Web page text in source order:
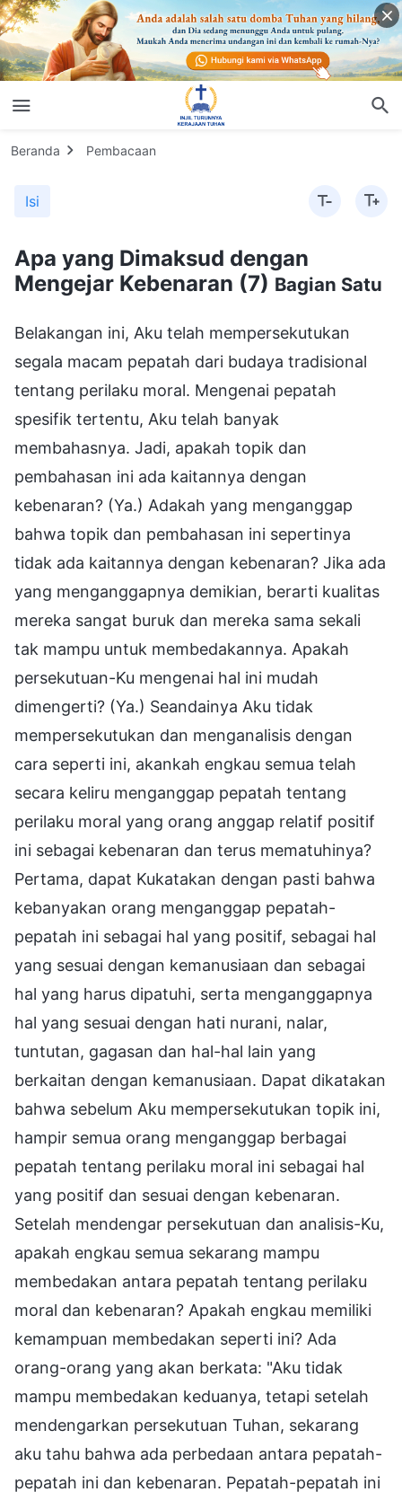
Beranda Pembacaan
Isi
Apa yang Dimaksud dengan
Mengejar Kebenaran (7) Bagian Satu
Belakangan ini, Aku telah mempersekutukan
segala macam pepatah dari budaya tradisional
tentang perilaku moral. Mengenai pepatah
spesifik tertentu, Aku telah banyak
membahasnya. Jadi, apakah topik dan
pembahasan ini ada kaitannya dengan
kebenaran? (Ya.) Adakah yang menganggap
bahwa topik dan pembahasan ini sepertinya
tidak ada kaitannya dengan kebenaran? Jika ada
yang menganggapnya demikian, berarti kualitas
mereka sangat buruk dan mereka sama sekali
tak mampu untuk membedakannya. Apakah
persekutuan-Ku mengenai hal ini mudah
dimengerti? (Ya.) Seandainya Aku tidak
mempersekutukan dan menganalisis dengan
cara seperti ini, akankah engkau semua telah
secara keliru menganggap pepatah tentang
perilaku moral yang orang anggap relatif positif
ini sebagai kebenaran dan terus mematuhinya?
Pertama, dapat Kukatakan dengan pasti bahwa
kebanyakan orang menganggap pepatah-
pepatah ini sebagai hal yang positif, sebagai hal
yang sesuai dengan kemanusiaan dan sebagai
hal yang harus dipatuhi, serta menganggapnya
hal yang sesuai dengan hati nurani, nalar,
tuntutan, gagasan dan hal-hal lain yang
berkaitan dengan kemanusiaan. Dapat dikatakan
bahwa sebelum Aku mempersekutukan topik ini,
hampir semua orang menganggap berbagai
pepatah tentang perilaku moral ini sebagai hal
yang positif dan sesuai dengan kebenaran.
Setelah mendengar persekutuan dan analisis-Ku,
apakah engkau semua sekarang mampu
membedakan antara pepatah tentang perilaku
moral dan kebenaran? Apakah engkau memiliki
kemampuan membedakan seperti ini? Ada
orang-orang yang akan berkata: "Aku tidak
mampu membedakan keduanya, tetapi setelah
mendengarkan persekutuan Tuhan, sekarang
aku tahu bahwa ada perbedaan antara pepatah-
pepatah ini dan kebenaran. Pepatah-pepatah ini